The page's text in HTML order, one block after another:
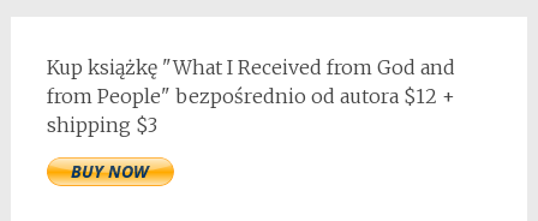
Kup książkę "What I Received from God and
from People" bezpośrednio od autora $12 +
shipping $3